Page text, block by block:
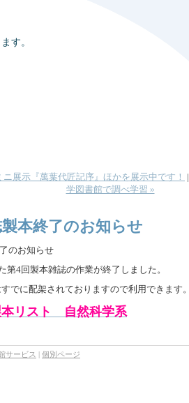
す。
ニ展示『萬葉代匠記序』ほかを展示中です！ |
学図書館で調べ学習 »
本終了のお知らせ
のお知らせ
第4回製本雑誌の作業が終了しました。
でに配架されておりますので利用できます。
本リスト 自然科学系
サービス | 個別ページ